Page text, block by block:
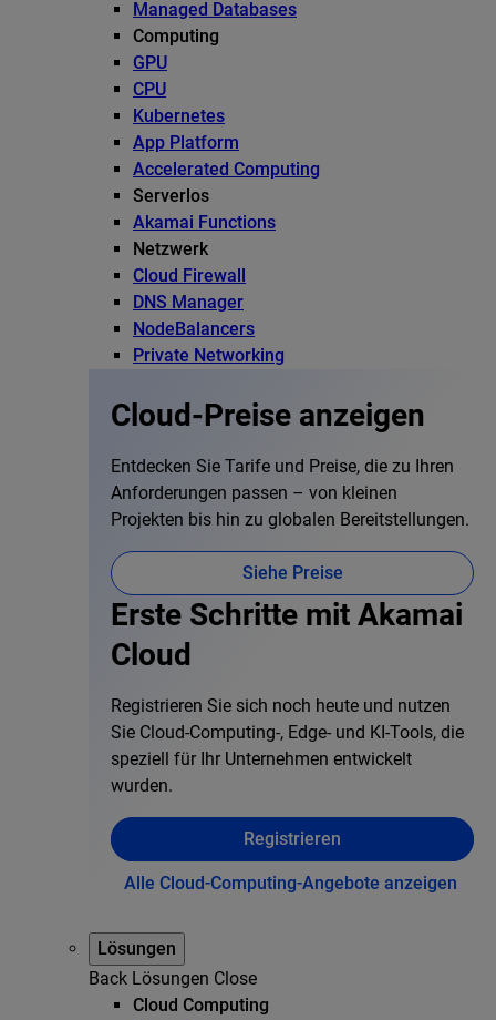
Managed Databases
Computing
GPU
CPU
Kubernetes
App Platform
Accelerated Computing
Serverlos
Akamai Functions
Netzwerk
Cloud Firewall
DNS Manager
NodeBalancers
Private Networking
Cloud-Preise anzeigen
Entdecken Sie Tarife und Preise, die zu Ihren
Anforderungen passen – von kleinen
Projekten bis hin zu globalen Bereitstellungen.
Siehe Preise
Erste Schritte mit Akamai
Cloud
Registrieren Sie sich noch heute und nutzen
Sie Cloud-Computing-, Edge- und KI-Tools, die
speziell für Ihr Unternehmen entwickelt
wurden.
Registrieren
Alle Cloud-Computing-Angebote anzeigen
Lösungen
Back Lösungen Close
Cloud Computing